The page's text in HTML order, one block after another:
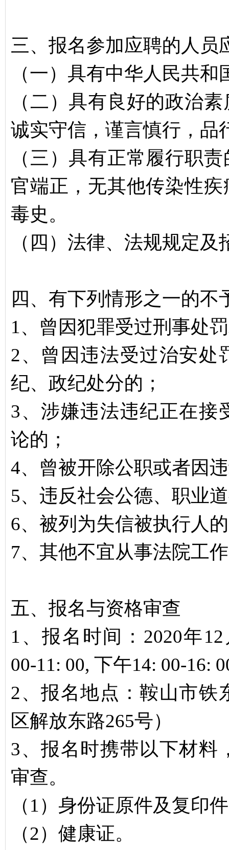
三、报名参加应聘的人员
（一）具有中华人民共和
（二）具有良好的政治
诚实守信，谨言慎行，品
（三）具有正常履行职
官端正，无其他传染性
毒史。
（四）法律、法规规定
四、有下列情形之一的不
1、曾因犯罪受过刑事处
2、曾因违法受过治安处
纪、政纪处分的；
3、涉嫌违法违纪正在接
论的；
4、曾被开除公职或者因
5、违反社会公德、职业
6、被列为失信被执行人
7、其他不宜从事法院工
五、报名与资格审查
1、报名时间：2020年
00-11: 00, 下午14: 00-16:
2、报名地点：鞍山市铁
区解放东路265号）
3、报名时携带以下材料
审查。
（1）身份证原件及复印
（2）健康证。